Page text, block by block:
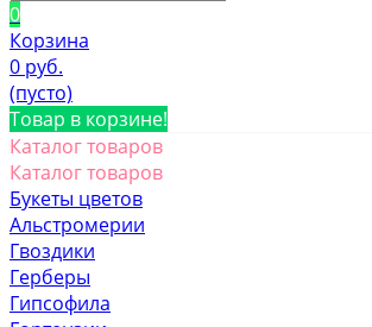
0
Корзина
0 руб.
(пусто)
Товар в корзине!
Каталог товаров
Каталог товаров
Букеты цветов
Альстромерии
Гвоздики
Герберы
Гипсофила